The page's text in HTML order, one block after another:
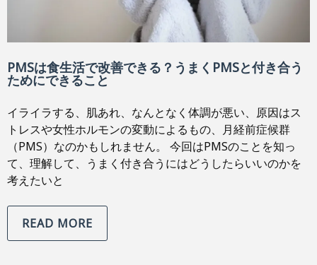
PMSは食生活で改善できる？うまくPMSと付き合う
ためにできること
イライラする、肌あれ、なんとなく体調が悪い、原因はス
トレスや女性ホルモンの変動によるもの、月経前症候群
（PMS）なのかもしれません。 今回はPMSのことを知っ
て、理解して、うまく付き合うにはどうしたらいいのかを
考えたいと
READ MORE